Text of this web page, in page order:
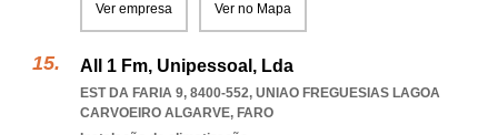
Ver empresa Ver no Mapa
All 1 Fm, Unipessoal, Lda
EST DA FARIA 9, 8400-552, UNIAO FREGUESIAS LAGOA
CARVOEIRO ALGARVE, FARO